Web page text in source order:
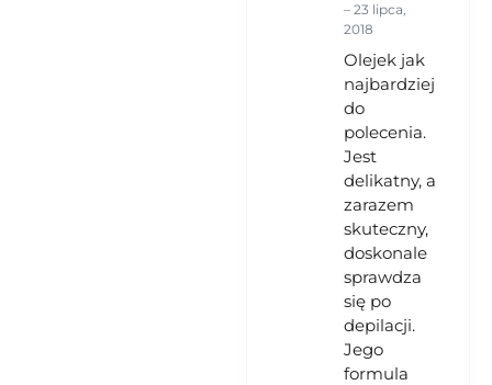
na 5
– 23 lipca,
2018
Olejek jak
najbardziej
do
polecenia.
Jest
delikatny, a
zarazem
skuteczny,
doskonale
sprawdza
się po
depilacji.
Jego
formula